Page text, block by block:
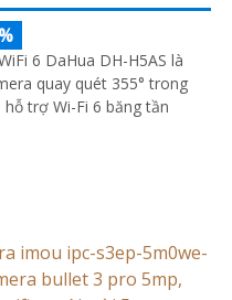
6 DaHua DH-H5AS là
quay quét 355° trong
hỗ trợ Wi-Fi 6 băng tần